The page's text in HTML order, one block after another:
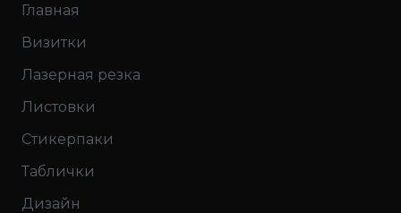
Главная
Визитки
Лазерная резка
Листовки
Стикерпаки
Таблички
Дизайн